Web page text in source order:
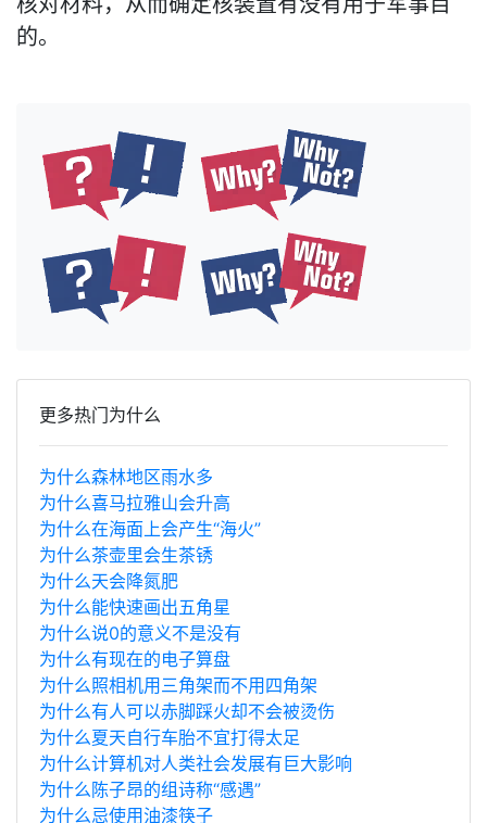
的。
更多热门为什么
为什么森林地区雨水多
为什么喜马拉雅山会升高
为什么在海面上会产生“海火”
为什么茶壶里会生茶锈
为什么天会降氮肥
为什么能快速画出五角星
为什么说0的意义不是没有
为什么有现在的电子算盘
为什么照相机用三角架而不用四角架
为什么有人可以赤脚踩火却不会被烫伤
为什么夏天自行车胎不宜打得太足
为什么计算机对人类社会发展有巨大影响
为什么陈子昂的组诗称“感遇”
为什么忌使用油漆筷子